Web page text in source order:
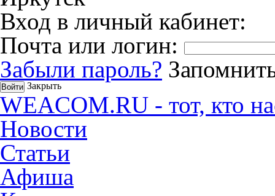
Вход в личный кабинет:
Почта или логин:
Забыли пароль?
Закрыть
WEACOM.RU - тот, кто
Новости
Статьи
Афиша